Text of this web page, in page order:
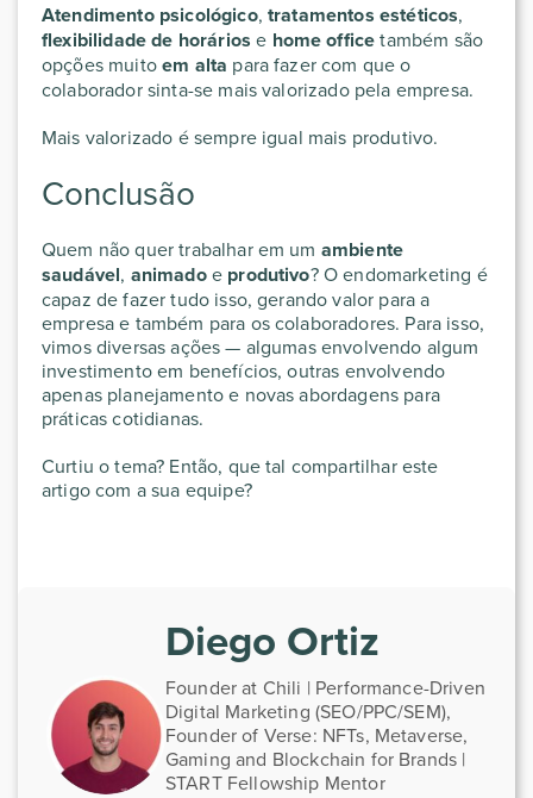
Atendimento psicológico,tratamentos estéticos,
flexibilidade de horários e home officetambém são
opções muitoem alta para fazer com que o
colaborador sinta-se mais valorizado pela empresa.
Mais valorizado é sempre igual mais produtivo.
Conclusão
Quem não quer trabalhar em um ambiente
saudável, animadoe produtivo? O endomarketing é
capaz de fazer tudo isso, gerando valor para a
empresa e também para os colaboradores. Para isso,
vimos diversas ações — algumas envolvendo algum
investimento em benefícios, outras envolvendo
apenas planejamento e novas abordagens para
práticas cotidianas.
Curtiu o tema? Então, que tal compartilhar este
artigo com a sua equipe?
Diego Ortiz
Founder at Chili | Performance-Driven
Digital Marketing (SEO/PPC/SEM),
Founder of Verse: NFTs, Metaverse,
Gaming and Blockchain for Brands |
START Fellowship Mentor